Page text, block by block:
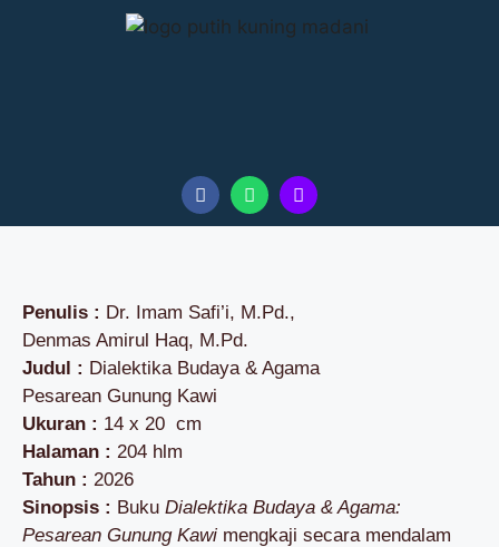
Penulis : Dr. Imam Safi’i, M.Pd.,
Denmas Amirul Haq, M.Pd.
Judul : Dialektika Budaya & Agama
Pesarean Gunung Kawi
Ukuran : 14 x 20 cm
Halaman : 204 hlm
Tahun : 2026
Sinopsis : Buku Dialektika Budaya & Agama:
Pesarean Gunung Kawi mengkaji secara mendalam